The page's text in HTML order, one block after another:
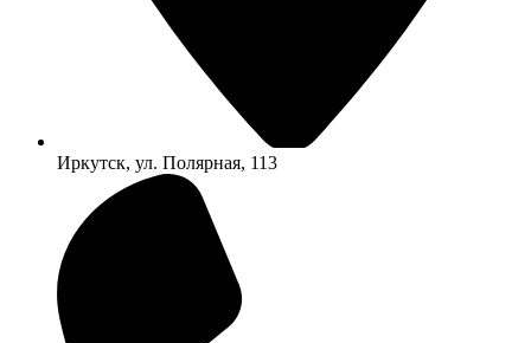
Иркутск, ул. Полярная, 113